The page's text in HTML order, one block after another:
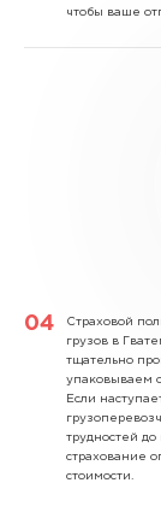
чтобы ваше
Страховой
грузов в
тщательно
упаковываем
Если
трудностей
страхование
стоимости.